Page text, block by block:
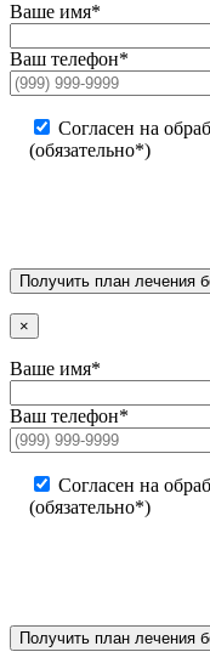
Ваше имя*
Ваш телефон*
Согласен на
(обязательно*)
×
Ваше имя*
Ваш телефон*
Согласен на
(обязательно*)